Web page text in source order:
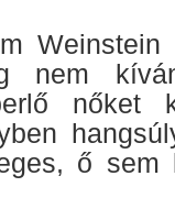
nem
nőket
ő sem